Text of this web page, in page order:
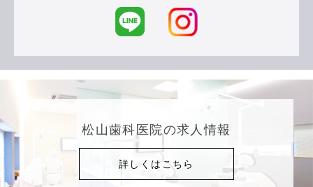
松山歯科医院の求人情報
詳しくはこちら